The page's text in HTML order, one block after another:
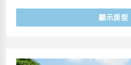
顯示房型